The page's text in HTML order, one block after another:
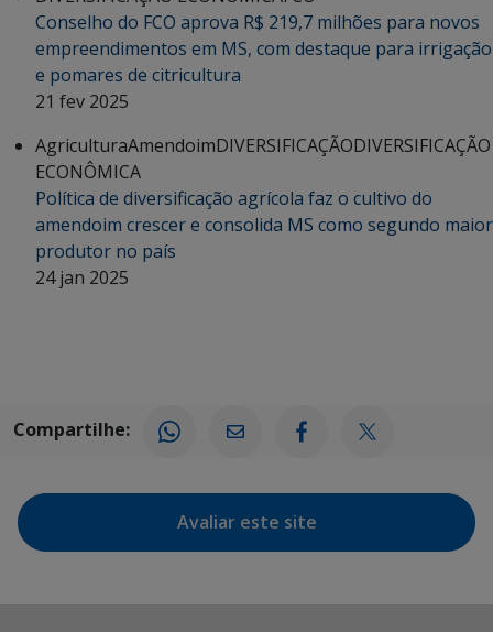
Conselho do FCO aprova R$ 219,7 milhões para novos
empreendimentos em MS, com destaque para irrigação
e pomares de citricultura
21 fev 2025
AgriculturaAmendoimDIVERSIFICAÇÃODIVERSIFICAÇÃO
ECONÔMICA
Política de diversificação agrícola faz o cultivo do
amendoim crescer e consolida MS como segundo maior
produtor no país
24 jan 2025
Compartilhe:
Avaliar este site